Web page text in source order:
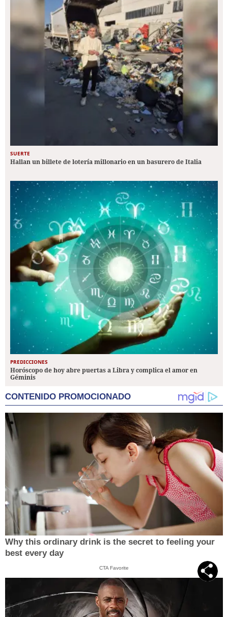
SUERTE
Hallan un billete de lotería millonario en un basurero de Italia
PREDICCIONES
Horóscopo de hoy abre puertas a Libra y complica el amor en
Géminis
CONTENIDO PROMOCIONADO
Why this ordinary drink is the secret to feeling your
best every day
CTA Favorite